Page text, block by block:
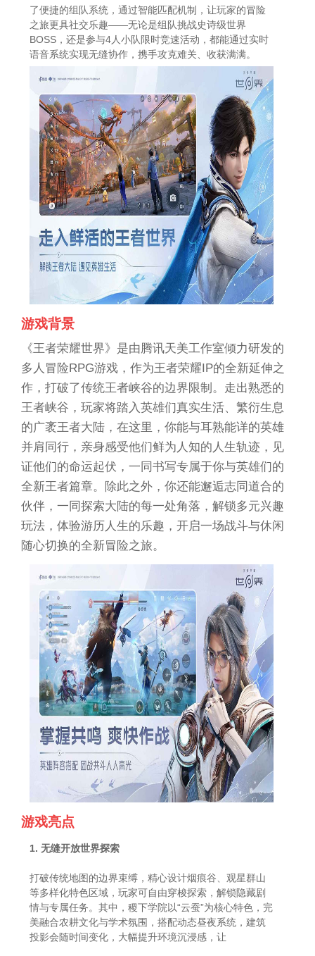
了便捷的组队系统，通过智能匹配机制，让玩家的冒险
之旅更具社交乐趣——无论是组队挑战史诗级世界
BOSS，还是参与4人小队限时竞速活动，都能通过实时
语音系统实现无缝协作，携手攻克难关、收获满满。
游戏背景
《王者荣耀世界》是由腾讯天美工作室倾力研发的
多人冒险RPG游戏，作为王者荣耀IP的全新延伸之
作，打破了传统王者峡谷的边界限制。走出熟悉的
王者峡谷，玩家将踏入英雄们真实生活、繁衍生息
的广袤王者大陆，在这里，你能与耳熟能详的英雄
并肩同行，亲身感受他们鲜为人知的人生轨迹，见
证他们的命运起伏，一同书写专属于你与英雄们的
全新王者篇章。除此之外，你还能邂逅志同道合的
伙伴，一同探索大陆的每一处角落，解锁多元兴趣
玩法，体验游历人生的乐趣，开启一场战斗与休闲
随心切换的全新冒险之旅。
游戏亮点
1. 无缝开放世界探索
打破传统地图的边界束缚，精心设计烟痕谷、观星群山
等多样化特色区域，玩家可自由穿梭探索，解锁隐藏剧
情与专属任务。其中，稷下学院以“云蚕”为核心特色，完
美融合农耕文化与学术氛围，搭配动态昼夜系统，建筑
投影会随时间变化，大幅提升环境沉浸感，让